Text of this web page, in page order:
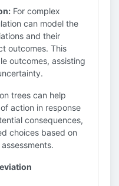
For complex
can model the
and their
outcomes. This
outcomes, assisting
trees can help
action in response
consequences,
choices based on